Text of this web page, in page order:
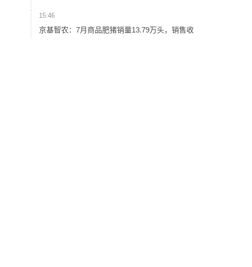
请，法院准许原告撤诉。本次诉讼原告已撤诉，不会对公司
的日常经营产生重大不利影响，不会对本期利润及期后利润
15:46
京基智农：7月商品肥猪销量13.79万头，销售收